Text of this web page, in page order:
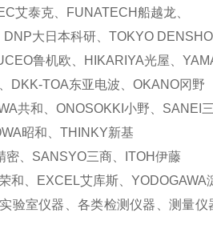
艾泰克、FUNATECH船越龙、
大日本科研、TOKYO
鲁机欧、HIKARIYA光屋、
DKK-TOA东亚电波、OKANO冈野
共和、ONOSOKKI小野、SANEI
昭和、THINKY新基
、SANSYO三商、ITOH伊藤
和、EXCEL艾库斯、YODOGAWA
验室仪器、各类检测仪器、测量